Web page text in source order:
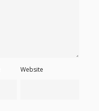
Website